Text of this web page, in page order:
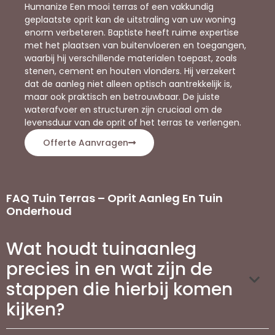
Humanize Een mooi terras of een vakkundig
geplaatste oprit kan de uitstraling van uw woning
enorm verbeteren. Baptiste heeft ruime expertise
met het plaatsen van buitenvloeren en toegangen,
waarbij hij verschillende materialen toepast, zoals
stenen, cement en houten vlonders. Hij verzekert
dat de aanleg niet alleen optisch aantrekkelijk is,
maar ook praktisch en betrouwbaar. De juiste
waterafvoer en structuren zijn cruciaal om de
levensduur van de oprit of het terras te verlengen.
Offerte Aanvragen
FAQ Tuin Terras – Oprit Aanleg En Tuin
Onderhoud
Wat houdt tuinaanleg
precies in en wat zijn de
stappen die hierbij komen
kijken?